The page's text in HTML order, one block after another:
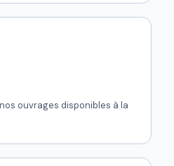
ouvrages disponibles à la